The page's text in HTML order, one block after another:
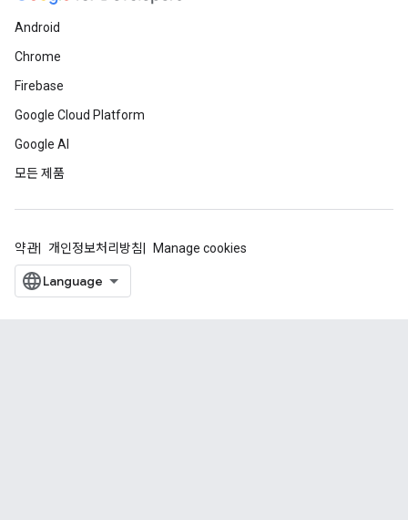
Android
Chrome
Firebase
Google Cloud Platform
Google AI
모든 제품
약관 개인정보처리방침 Manage cookies